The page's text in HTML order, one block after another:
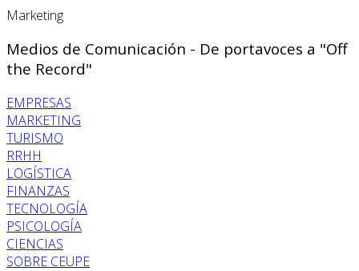
Marketing
Medios de Comunicación - De portavoces a "Off
the Record"
EMPRESAS
MARKETING
TURISMO
RRHH
LOGÍSTICA
FINANZAS
TECNOLOGÍA
PSICOLOGÍA
CIENCIAS
SOBRE CEUPE